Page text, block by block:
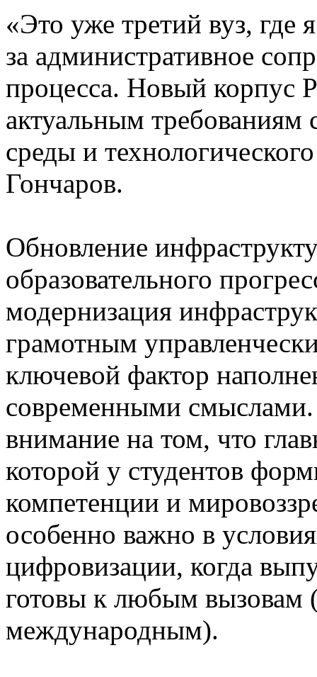
«Это уже третий вуз, где
за административное
процесса. Новый корпус
актуальным требованиям
среды и
Гончаров.
Обновление
образовательного
модернизация
грамотным
ключевой фактор
современными смыслами.
внимание на том, что
которой у студентов
компетенции и
особенно важно в
цифровизации, когда
готовы к любым вызовам
международным).